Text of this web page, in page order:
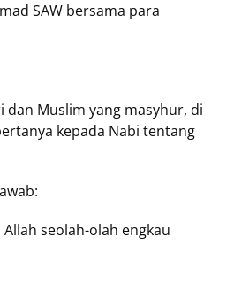
SAW bersama para
dan Muslim yang masyhur, di
kepada Nabi tentang
seolah-olah engkau